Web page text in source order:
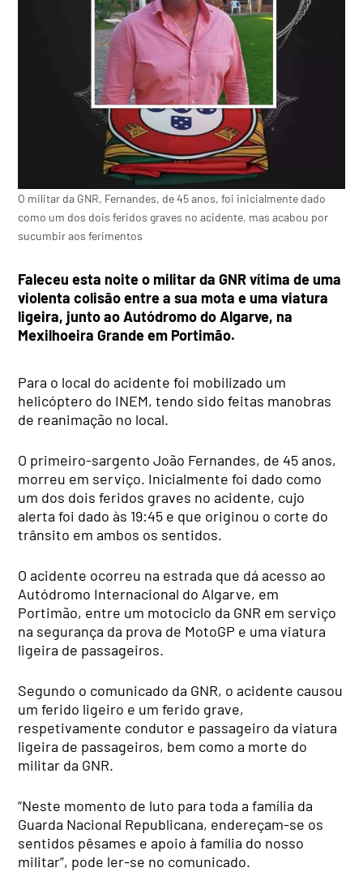
O militar da GNR, Fernandes, de 45 anos, foi inicialmente dado
como um dos dois feridos graves no acidente, mas acabou por
sucumbir aos ferimentos
Faleceu esta noite o militar da GNR vítima de uma
violenta colisão entre a sua mota e uma viatura
ligeira, junto ao Autódromo do Algarve, na
Mexilhoeira Grande em Portimão.
Para o local do acidente foi mobilizado um
helicóptero do INEM, tendo sido feitas manobras
de reanimação no local.
O primeiro-sargento João Fernandes, de 45 anos,
morreu em serviço. Inicialmente foi dado como
um dos dois feridos graves no acidente, cujo
alerta foi dado às 19:45 e que originou o corte do
trânsito em ambos os sentidos.
O acidente ocorreu na estrada que dá acesso ao
Autódromo Internacional do Algarve, em
Portimão, entre um motociclo da GNR em serviço
na segurança da prova de MotoGP e uma viatura
ligeira de passageiros.
Segundo o comunicado da GNR, o acidente causou
um ferido ligeiro e um ferido grave,
respetivamente condutor e passageiro da viatura
ligeira de passageiros, bem como a morte do
militar da GNR.
“Neste momento de luto para toda a família da
Guarda Nacional Republicana, endereçam-se os
sentidos pêsames e apoio à família do nosso
militar”, pode ler-se no comunicado.